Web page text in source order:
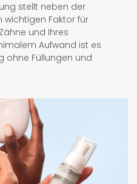
stellt neben der
Faktor für
und Ihres
Aufwand ist es
ohne Füllungen und